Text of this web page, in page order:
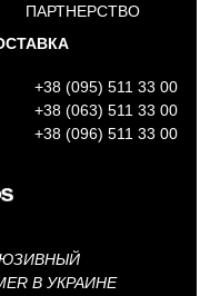
ПАРТНЕРСТВО
+38 (095) 511 33 00
+38 (063) 511 33 00
+38 (096) 511 33 00
В УКРАИНЕ